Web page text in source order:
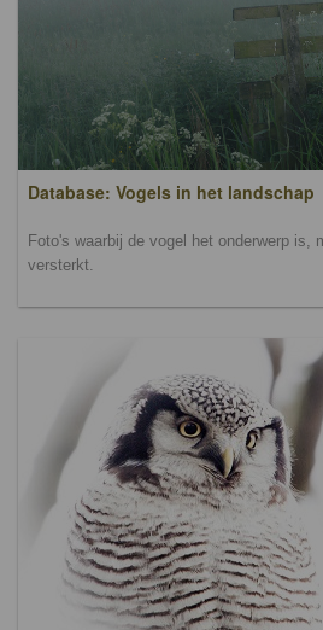
Database: Vogels in het landschap
Foto's waarbij de vogel het onderwerp is,
versterkt.